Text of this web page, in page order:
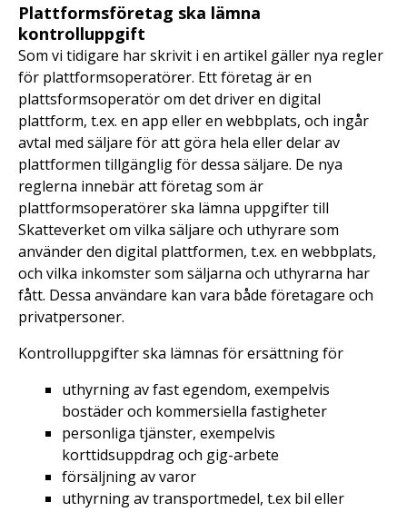
Plattformsföretag ska lämna
kontrolluppgift
Som vi tidigare har skrivit i en artikel gäller nya regler
för plattformsoperatörer. Ett företag är en
plattsformsoperatör om det driver en digital
plattform, t.ex. en app eller en webbplats, och ingår
avtal med säljare för att göra hela eller delar av
plattformen tillgänglig för dessa säljare. De nya
reglerna innebär att företag som är
plattformsoperatörer ska lämna uppgifter till
Skatteverket om vilka säljare och uthyrare som
använder den digital plattformen, t.ex. en webbplats,
och vilka inkomster som säljarna och uthyrarna har
fått. Dessa användare kan vara både företagare och
privatpersoner.
Kontrolluppgifter ska lämnas för ersättning för
uthyrning av fast egendom, exempelvis
bostäder och kommersiella fastigheter
personliga tjänster, exempelvis
korttidsuppdrag och gig-arbete
försäljning av varor
uthyrning av transportmedel, t.ex bil eller